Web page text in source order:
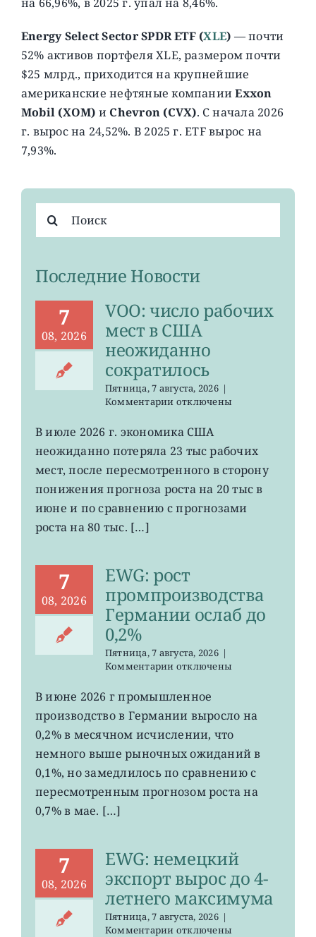
Energy Select Sector SPDR ETF (XLE) — почти
52% активов портфеля XLE, размером почти
$25 млрд., приходится на крупнейшие
американские нефтяные компанииExxon
Mobil (XOM) и Chevron (CVX). C начала 2026
г. вырос на 24,52%. В 2025 г. ETF вырос на
7,93%.
поиска:
Последние Новости
7
08, 2026
VOO: число рабочих
мест в США
неожиданно
сократилось
Пятница, 7 августа, 2026 |
Комментариик
VOO:
рабочих
мест
США
неожиданно
отключены
В июле 2026 г. экономика США
неожиданно потеряла 23 тыс рабочих
мест, после пересмотренного в сторону
понижения прогноза роста на 20 тыс в
июне и по сравнению с прогнозами
роста на 80 тыс. […]
7
08, 2026
EWG: рост
промпроизводства
Германии ослаб до
0,2%
Пятница, 7 августа, 2026 |
Комментариик
EWG:
рост
промпроизводства
Германии
до
0,2%
отключены
В июне 2026 г промышленное
производство в Германии выросло на
0,2% в месячном исчислении, что
немного выше рыночных ожиданий в
0,1%, но замедлилось по сравнению с
пересмотренным прогнозом роста на
0,7% в мае. […]
7
08, 2026
EWG: немецкий
экспорт вырос до 4-
летнего максимума
Пятница, 7 августа, 2026 |
Комментариикотключены